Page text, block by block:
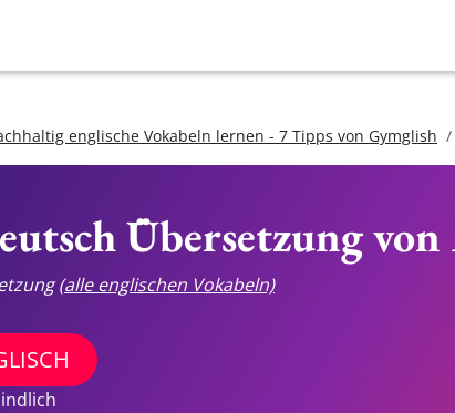
englische Vokabeln lernen - 7 Tipps von Gymglish
Übersetzung von
(alle englischen Vokabeln)